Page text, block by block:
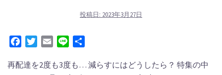
投稿日: 2023年3月27日
FacebookTwitterEmail Line
再配達を2度も3度も… 減らすにはどうしたら？ 特集の中